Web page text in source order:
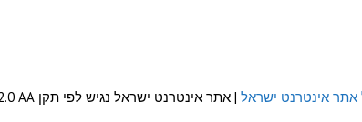
אתר אינטרנט ישראל | אתר אינטרנט ישראל נגיש לפי תקן WCAG 2.0 AA